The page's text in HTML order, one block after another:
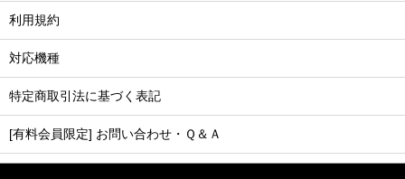
利用規約
対応機種
特定商取引法に基づく表記
[有料会員限定] お問い合わせ・Ｑ＆Ａ